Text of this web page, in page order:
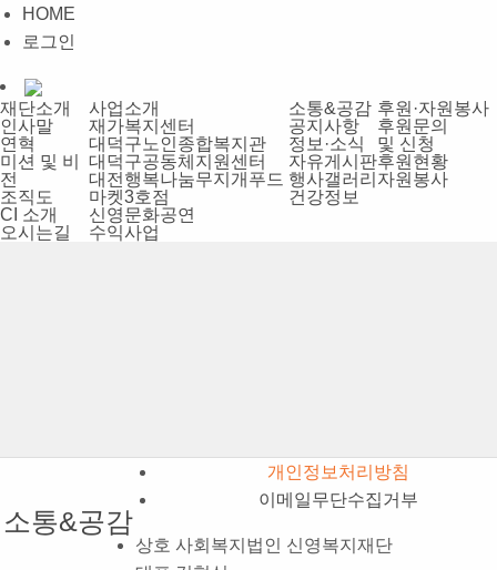
HOME
로그인
재단소개
인사말
연혁
미션 및 비
전
조직도
CI 소개
오시는길
사업소개
재가복지센터
대덕구노인종합복지관
대덕구공동체지원센터
대전행복나눔무지개푸드
마켓3호점
신영문화공연
수익사업
소통&공감
공지사항
정보·소식
자유게시판
행사갤러리
건강정보
후원·자원봉사
후원문의
및 신청
후원현황
자원봉사
소통&공감
개인정보처리방침
이메일무단수집거부
상호 사회복지법인 신영복지재단